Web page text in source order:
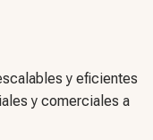
y eficientes
y comerciales a